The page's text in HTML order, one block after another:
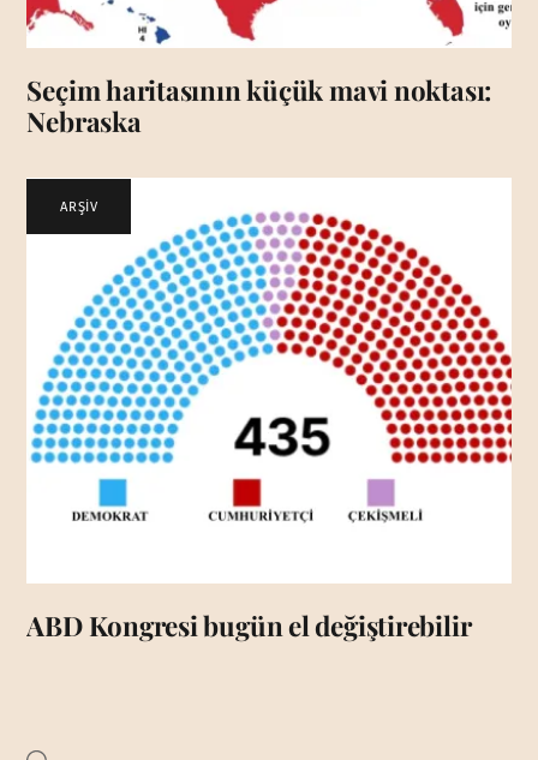
Seçim haritasının küçük mavi noktası:
Nebraska
ARŞİV
ABD Kongresi bugün el değiştirebilir